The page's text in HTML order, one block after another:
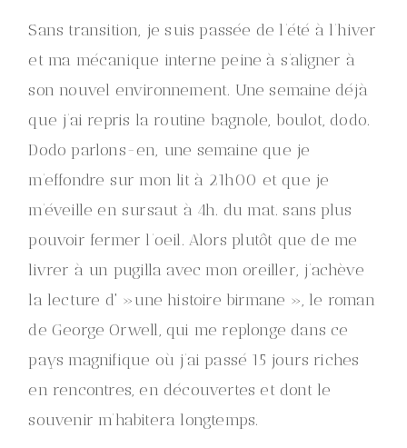
Sans transition, je suis passée de l’été à l’hiver
et ma mécanique interne peine à s’aligner à
son nouvel environnement. Une semaine déjà
que j’ai repris la routine bagnole, boulot, dodo.
Dodo parlons-en, une semaine que je
m’effondre sur mon lit à 21h00 et que je
m’éveille en sursaut à 4h. du mat. sans plus
pouvoir fermer l’oeil. Alors plutôt que de me
livrer à un pugilla avec mon oreiller, j’achève
la lecture d' »une histoire birmane », le roman
de George Orwell, qui me replonge dans ce
pays magnifique où j’ai passé 15 jours riches
en rencontres, en découvertes et dont le
souvenir m’habitera longtemps.